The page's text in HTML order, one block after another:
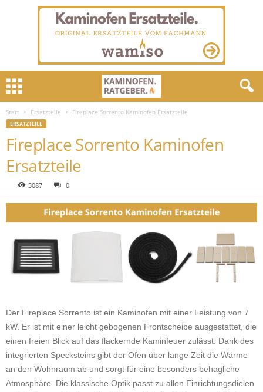
Start Ersatzteile Fireplace Sorrento Kaminofen Ersatzteile
ERSATZTEILE
Fireplace Sorrento Kaminofen
Ersatzteile
3087 0
Der Fireplace Sorrento ist ein Kaminofen mit einer Leistung von 7
kW. Er ist mit einer leicht gebogenen Frontscheibe ausgestattet, die
einen freien Blick auf das flackernde Kaminfeuer zulässt. Dank des
integrierten Specksteins gibt der Ofen über lange Zeit die Wärme
an den Wohnraum ab und sorgt für eine besonders behagliche
Atmosphäre. Die klassische Optik passt zu allen Einrichtungsdielen